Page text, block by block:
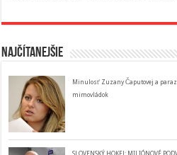
Najčítanejšie
Minulosť Zuzany Čaputovej a
mimovládok
SLOVENSKÝ HOKEJ: MILIÓNOVÉ